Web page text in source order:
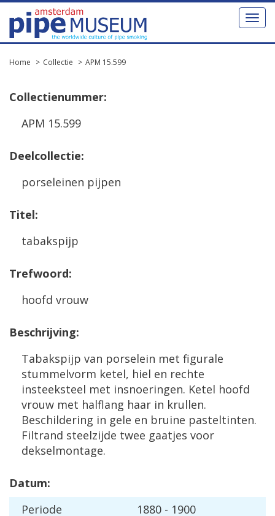
Toggle
Home Collectie APM 15.599
Collectienummer:
APM 15.599
Deelcollectie:
porseleinen pijpen
Titel:
tabakspijp
Trefwoord:
hoofd vrouw
Beschrijving:
Tabakspijp van porselein met figurale
stummelvorm ketel, hiel en rechte
insteeksteel met insnoeringen. Ketel hoofd
vrouw met halflang haar in krullen.
Beschildering in gele en bruine pasteltinten.
Filtrand steelzijde twee gaatjes voor
dekselmontage.
Datum:
Periode
1880 - 1900